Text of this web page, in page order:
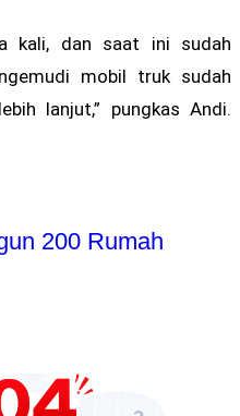
kali, dan saat ini sudah
mobil truk sudah
lanjut,” pungkas Andi.
200 Rumah